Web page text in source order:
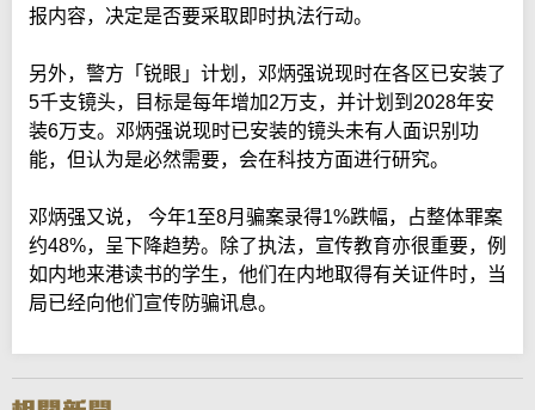
报内容，决定是否要采取即时执法行动。
另外，警方「锐眼」计划，邓炳强说现时在各区已安装了
5千支镜头，目标是每年增加2万支，并计划到2028年安
装6万支。邓炳强说现时已安装的镜头未有人面识别功
能，但认为是必然需要，会在科技方面进行研究。
邓炳强又说， 今年1至8月骗案录得1%跌幅，占整体罪案
约48%，呈下降趋势。除了执法，宣传教育亦很重要，例
如内地来港读书的学生，他们在内地取得有关证件时，当
局已经向他们宣传防骗讯息。